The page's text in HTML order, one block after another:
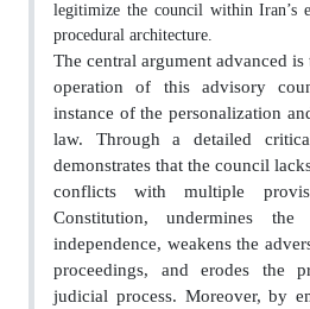
legitimize the council within Iran’s
procedural architecture.
The central argument advanced
operation of this advisory
instance of the personalization
law. Through a detailed
demonstrates that the council
conflicts with multiple
Constitution, undermines
independence, weakens the
proceedings, and erodes the
judicial process. Moreover, by